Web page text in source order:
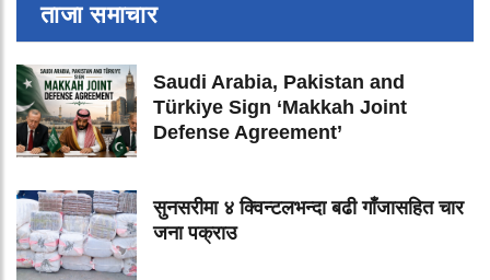
ताजा समाचार
Saudi Arabia, Pakistan and
Türkiye Sign ‘Makkah Joint
Defense Agreement’
सुनसरीमा ४ क्विन्टलभन्दा बढी गाँजासहित चार
जना पक्राउ